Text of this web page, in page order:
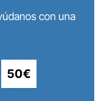
con una
50€